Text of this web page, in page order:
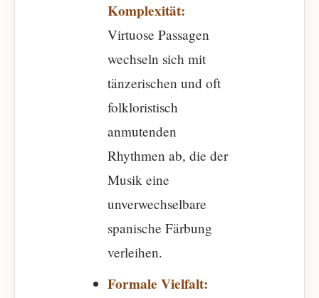
Komplexität:
Virtuose Passagen
wechseln sich mit
tänzerischen und oft
folkloristisch
anmutenden
Rhythmen ab, die der
Musik eine
unverwechselbare
spanische Färbung
verleihen.
Formale Vielfalt: